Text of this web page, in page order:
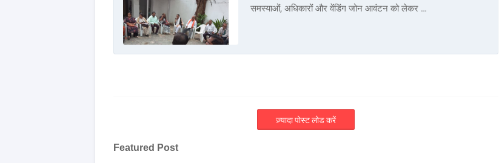
समस्याओं, अधिकारों और वेंडिंग जोन आवंटन को लेकर …
ज़्यादा पोस्ट लोड करें
Featured Post